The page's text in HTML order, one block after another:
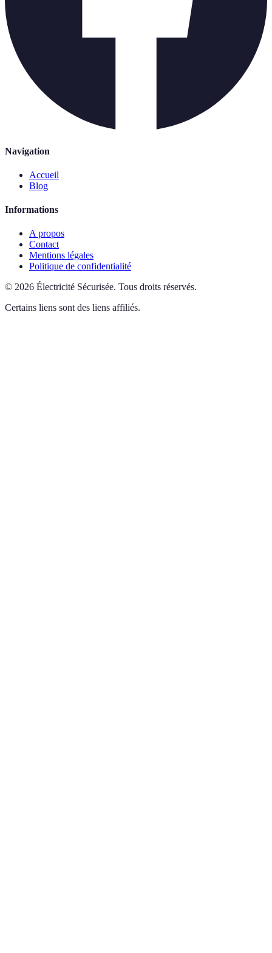
Navigation
Accueil
Blog
Informations
A propos
Contact
Mentions légales
Politique de confidentialité
© 2026 Électricité Sécurisée. Tous droits réservés.
Certains liens sont des liens affiliés.